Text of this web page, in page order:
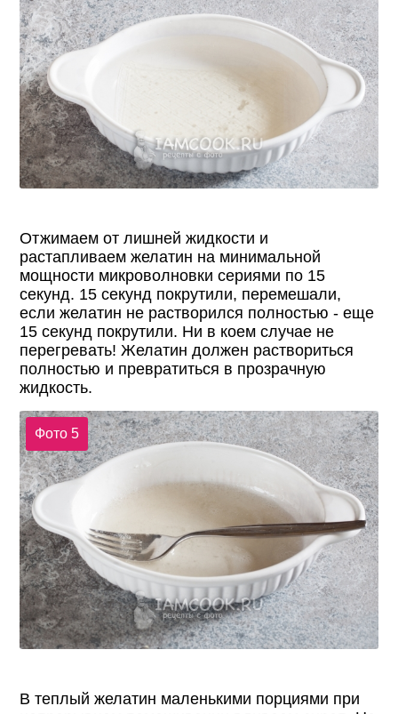
Отжимаем от лишней жидкости и
растапливаем желатин на минимальной
мощности микроволновки сериями по 15
секунд. 15 секунд покрутили, перемешали,
если желатин не растворился полностью - еще
15 секунд покрутили. Ни в коем случае не
перегревать! Желатин должен раствориться
полностью и превратиться в прозрачную
жидкость.
Фото 5
В теплый желатин маленькими порциями при